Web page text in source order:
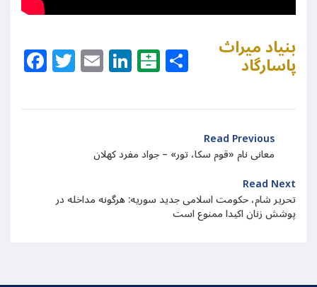
Facebook
Twitter
EmailLinkedIn
Balatarin
Share
بنیاد میراث
پاسارگاد
Read Previous
معانی نام «قوم سکا، تور» – جواد مفرد کهلان
Read Next
تحریر شام، حکومت اسلامی جدید سوریه: هرگونه مداخله در
پوشش زنان اکیدا ممنوع است